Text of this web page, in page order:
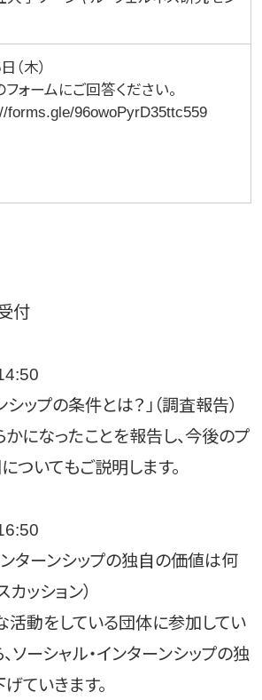
（木）
ォームにご回答ください。
forms.gle/96owoPyrD35ttc559
付
ップの条件とは？」（調査報告）
になったことを報告し、今後のプ
ついてもご説明します。
ンターンシップの独自の価値は何
カッション）
動をしている団体に参加してい
ソーシャル・インターンシップの独
ていきます。